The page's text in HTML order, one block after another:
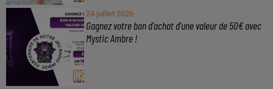
24 juillet 2026
Gagnez votre bon d'achat d'une valeur de 50€ avec
Mystic Ambre !